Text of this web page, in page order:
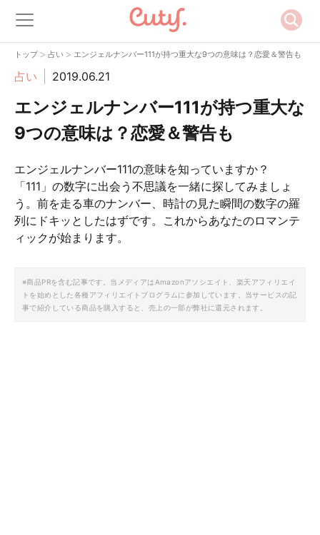
トップ > 占い > エンジェルナンバー111が持つ重大な9つの意味は？恋愛＆警告も
占い 2019.06.21
エンジェルナンバー111が持つ重大な
9つの意味は？恋愛＆警告も
エンジェルナンバー111の意味を知っていますか？
「111」の数字に出会う不思議を一緒に探してみましょ
う。前を走る車のナンバー、時計の見た瞬間の数字の羅
列にドキッとしたはずです。これからあなたのロマンテ
ィックが始まります。
※商品PRを含む記事です。当メディアはAmazonアソシエイト、楽天アフィリエイ
トを始めとした各種アフィリエイトプログラムに参加しています。当サービスの記
事で紹介している商品を購入すると、売上の一部が弊社に還元されます。